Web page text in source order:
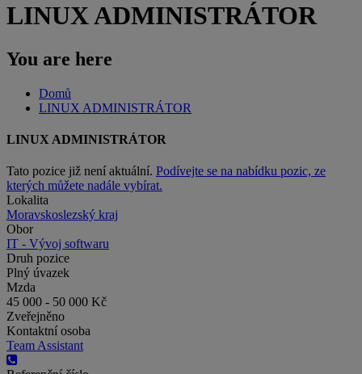
LINUX ADMINISTRÁTOR
You are here
Domů
LINUX ADMINISTRÁTOR
LINUX ADMINISTRÁTOR
Tato pozice již není aktuální. Podívejte se na nabídku pozic, ze
kterých můžete nadále vybírat.
Lokalita
Moravskoslezský kraj
Obor
IT - Vývoj softwaru
Druh pozice
Plný úvazek
Mzda
45 000 - 50 000 Kč
Zveřejněno
Kontaktní osoba
Team Assistant